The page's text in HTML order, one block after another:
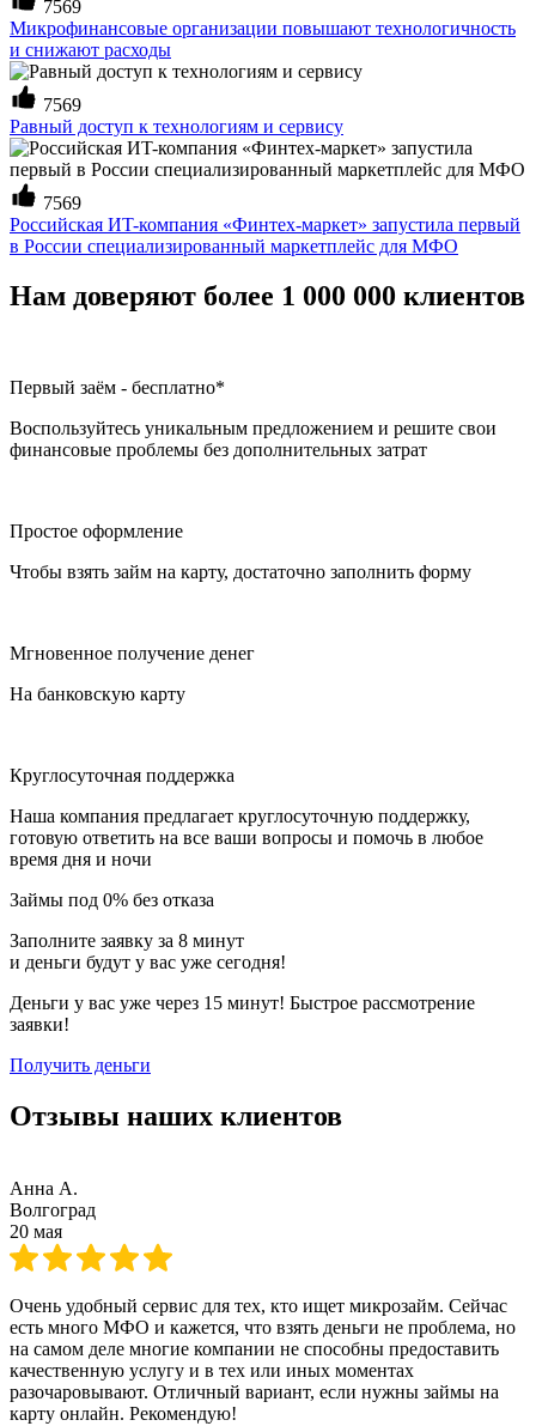
7569
Микрофинансовые организации повышают технологичность
и снижают расходы
7569
Равный доступ к технологиям и сервису
7569
Российская ИT-компания «Финтех-маркет» запустила первый
в России специализированный маркетплейс для МФО
Нам доверяют более 1 000 000 клиентов
Первый заём - бесплатно*
Воспользуйтесь уникальным предложением и решите свои
финансовые проблемы без дополнительных затрат
Простое оформление
Чтобы взять займ на карту, достаточно заполнить форму
Мгновенное получение денег
На банковскую карту
Круглосуточная поддержка
Наша компания предлагает круглосуточную поддержку,
готовую ответить на все ваши вопросы и помочь в любое
время дня и ночи
Займы под 0% без отказа
Заполните заявку за 8 минут
и деньги будут у вас уже сегодня!
Деньги у вас уже через 15 минут! Быстрое рассмотрение
заявки!
Получить деньги
Отзывы наших клиентов
Анна А.
Волгоград
20 мая
Очень удобный сервис для тех, кто ищет микрозайм. Сейчас
есть много МФО и кажется, что взять деньги не проблема, но
на самом деле многие компании не способны предоставить
качественную услугу и в тех или иных моментах
разочаровывают. Отличный вариант, если нужны займы на
карту онлайн. Рекомендую!